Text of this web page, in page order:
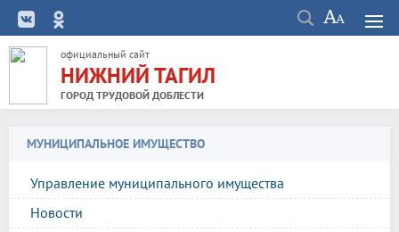
официальный сайт
НИЖНИЙ ТАГИЛ
ГОРОД ТРУДОВОЙ ДОБЛЕСТИ
МУНИЦИПАЛЬНОЕ ИМУЩЕСТВО
Управление муниципального имущества
Новости